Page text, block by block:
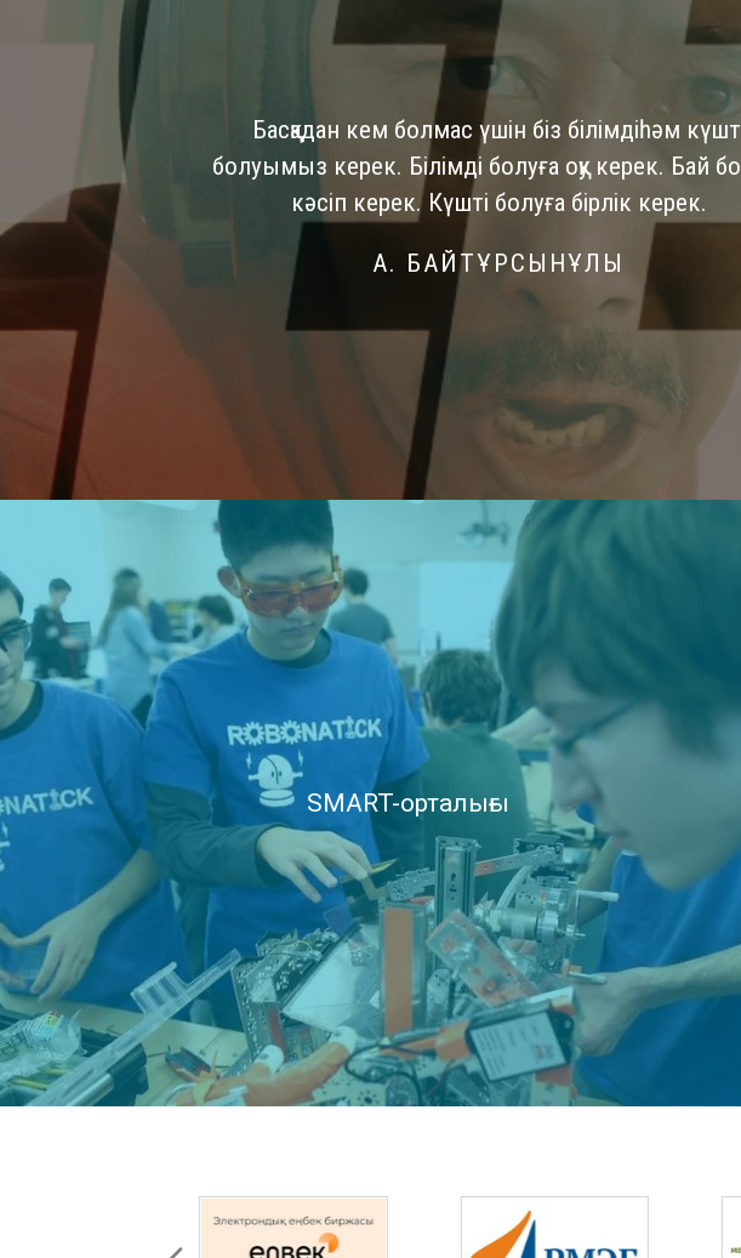
Басқадан кем болмас үшін біз білімдіһәм
болуымыз керек. Білімді болуға оқу керек. Бай
кәсіп керек. Күшті болуға бірлік керек.
А. БАЙТҰРСЫНҰЛЫ
SMART-орталығы